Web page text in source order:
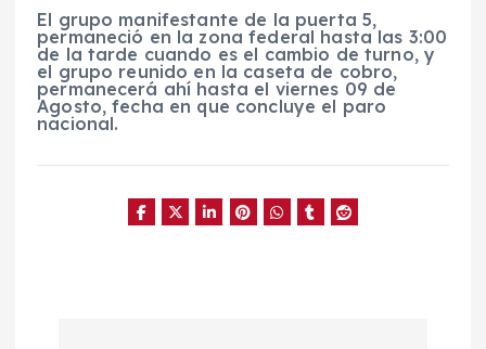
El grupo manifestante de la puerta 5,
permaneció en la zona federal hasta las 3:00
de la tarde cuando es el cambio de turno, y
el grupo reunido en la caseta de cobro,
permanecerá ahí hasta el viernes 09 de
Agosto, fecha en que concluye el paro
nacional.